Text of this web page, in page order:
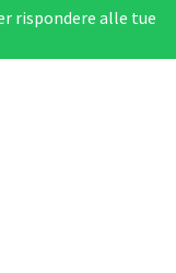
rispondere alle tue